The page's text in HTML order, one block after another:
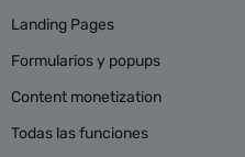
Landing Pages
Formularios y popups
Content monetization
Todas las funciones